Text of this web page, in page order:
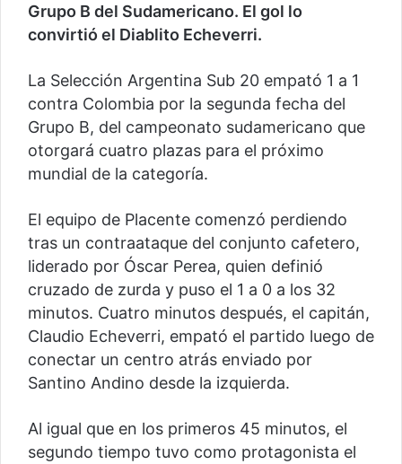
Grupo B del Sudamericano. El gol lo
convirtió el Diablito Echeverri.
La Selección Argentina Sub 20 empató 1 a 1
contra Colombia por la segunda fecha del
Grupo B, del campeonato sudamericano que
otorgará cuatro plazas para el próximo
mundial de la categoría.
El equipo de Placente comenzó perdiendo
tras un contraataque del conjunto cafetero,
liderado por Óscar Perea, quien definió
cruzado de zurda y puso el 1 a 0 a los 32
minutos. Cuatro minutos después, el capitán,
Claudio Echeverri, empató el partido luego de
conectar un centro atrás enviado por
Santino Andino desde la izquierda.
Al igual que en los primeros 45 minutos, el
segundo tiempo tuvo como protagonista el